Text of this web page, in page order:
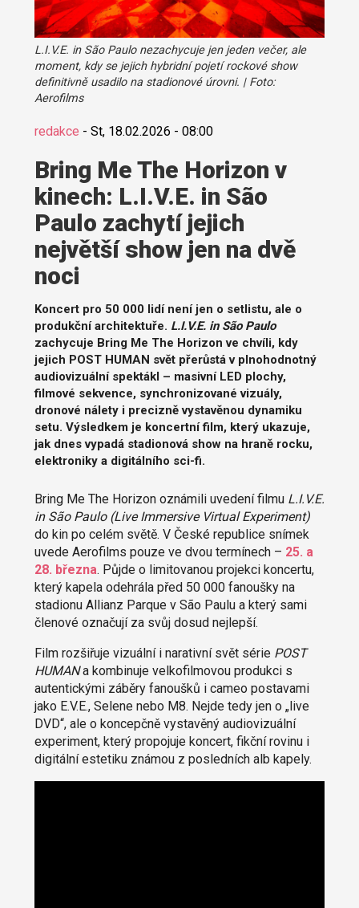
L.I.V.E. in São Paulo nezachycuje jen jeden večer, ale
moment, kdy se jejich hybridní pojetí rockové show
definitivně usadilo na stadionové úrovni. | Foto:
Aerofilms
redakce - St, 18.02.2026 - 08:00
Bring Me The Horizon v
kinech: L.I.V.E. in São
Paulo zachytí jejich
největší show jen na dvě
noci
Koncert pro 50 000 lidí není jen o setlistu, ale o
produkční architektuře. L.I.V.E. in São Paulo
zachycuje Bring Me The Horizon ve chvíli, kdy
jejich POST HUMAN svět přerůstá v plnohodnotný
audiovizuální spektákl – masivní LED plochy,
filmové sekvence, synchronizované vizuály,
dronové nálety i precizně vystavěnou dynamiku
setu. Výsledkem je koncertní film, který ukazuje,
jak dnes vypadá stadionová show na hraně rocku,
elektroniky a digitálního sci-fi.
Bring Me The Horizon oznámili uvedení filmu L.I.V.E.
in São Paulo (Live Immersive Virtual Experiment)
do kin po celém světě. V České republice snímek
uvede Aerofilms pouze ve dvou termínech – 25. a
28. března. Půjde o limitovanou projekci koncertu,
který kapela odehrála před 50 000 fanoušky na
stadionu Allianz Parque v São Paulu a který sami
členové označují za svůj dosud nejlepší.
Film rozšiřuje vizuální i narativní svět série POST
HUMANa kombinuje velkofilmovou produkci s
autentickými záběry fanoušků i cameo postavami
jako E.V.E., Selene nebo M8. Nejde tedy jen o „live
DVD“, ale o koncepčně vystavěný audiovizuální
experiment, který propojuje koncert, fikční rovinu i
digitální estetiku známou z posledních alb kapely.